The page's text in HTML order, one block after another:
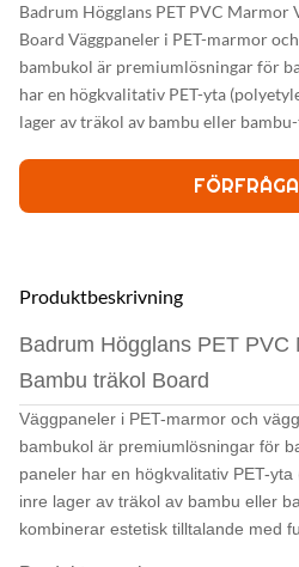
Badrum Högglans PET PVC Marmor
Board Väggpaneler i PET-marmor
bambukol är premiumlösningar för
har en högkvalitativ PET-yta
lager av träkol av bambu eller
Produktbeskrivning
Badrum Högglans PET PVC
Bambu träkol Board
Väggpaneler i PET-marmor och
bambukol är premiumlösningar för
paneler har en högkvalitativ PET-
inre lager av träkol av bambu eller
kombinerar estetisk tilltalande med